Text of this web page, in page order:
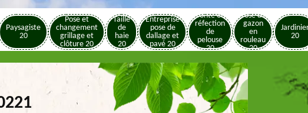
Paysagiste
20
Pose et
changement
grillage et
clôture 20
Taille
de
haie
20
Entreprise
pose de
dallage et
pavé 20
Tonte et
réfection
de
pelouse
20
Pose de
gazon
en
rouleau
20
20